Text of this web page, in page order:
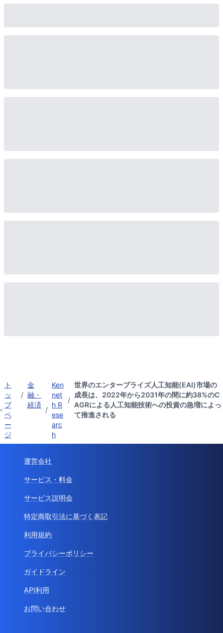
ト
ッ
プ
ペ
ー
ジ
/
金
融・
経済
/
Ken
net
h R
ese
arc
h
/
世界のエンタープライズ人工知能(EAI)市場の
成長は、2022年から2031年の間に約38%のC
AGRによる人工知能技術への投資の急増によっ
て推進される
運営会社
サービス・料金
サービス説明会
特定商取引法に基づく表記
利用規約
プライバシーポリシー
ガイドライン
API利用
お問い合わせ